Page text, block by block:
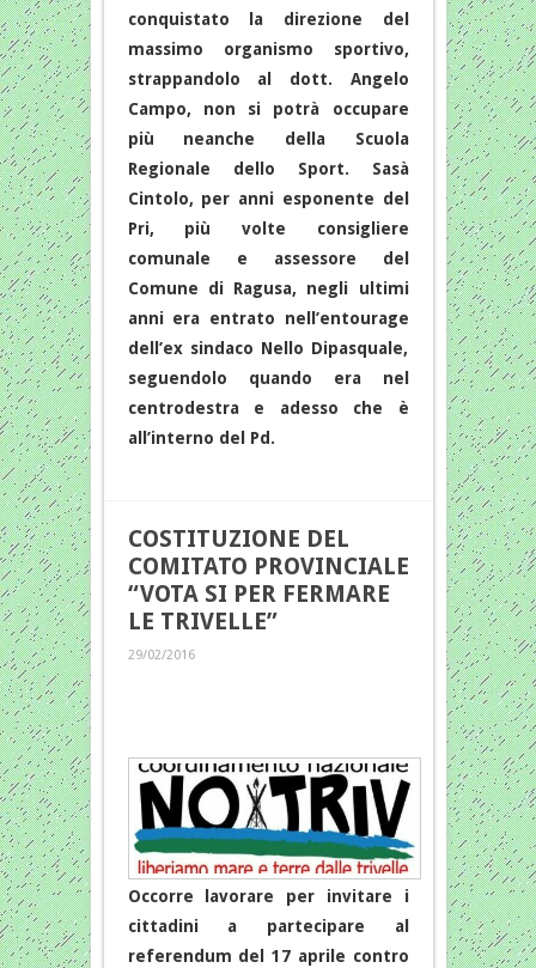
conquistato la direzione del
massimo organismo sportivo,
strappandolo al dott. Angelo
Campo, non si potrà occupare
più neanche della Scuola
Regionale dello Sport. Sasà
Cintolo, per anni esponente del
Pri, più volte consigliere
comunale e assessore del
Comune di Ragusa, negli ultimi
anni era entrato nell’entourage
dell’ex sindaco Nello Dipasquale,
seguendolo quando era nel
centrodestra e adesso che è
all’interno del Pd.
COSTITUZIONE DEL
COMITATO PROVINCIALE
“VOTA SI PER FERMARE
LE TRIVELLE”
29/02/2016
Occorre lavorare per invitare i
cittadini a partecipare al
referendum del 17 aprile contro